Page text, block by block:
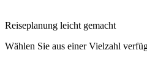
Reiseplanung leicht gemacht
Wählen Sie aus einer Vielzahl